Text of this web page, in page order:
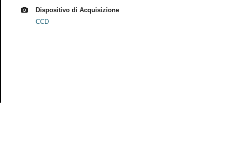
Dispositivo di Acquisizione
CCD